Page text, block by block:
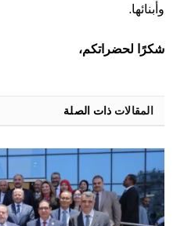
وأبنائها.
شكرًا لحضراتكم،
المقالات ذات الصلة